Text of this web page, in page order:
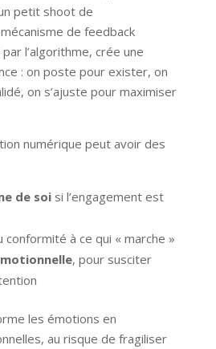
petit shoot de
de feedback
l’algorithme, crée une
: on poste pour exister, on
on s’ajuste pour maximiser
numérique peut avoir des
de soisi l’engagement est
conformité à ce qui « marche »
, pour susciter
les émotions en
au risque de fragiliser